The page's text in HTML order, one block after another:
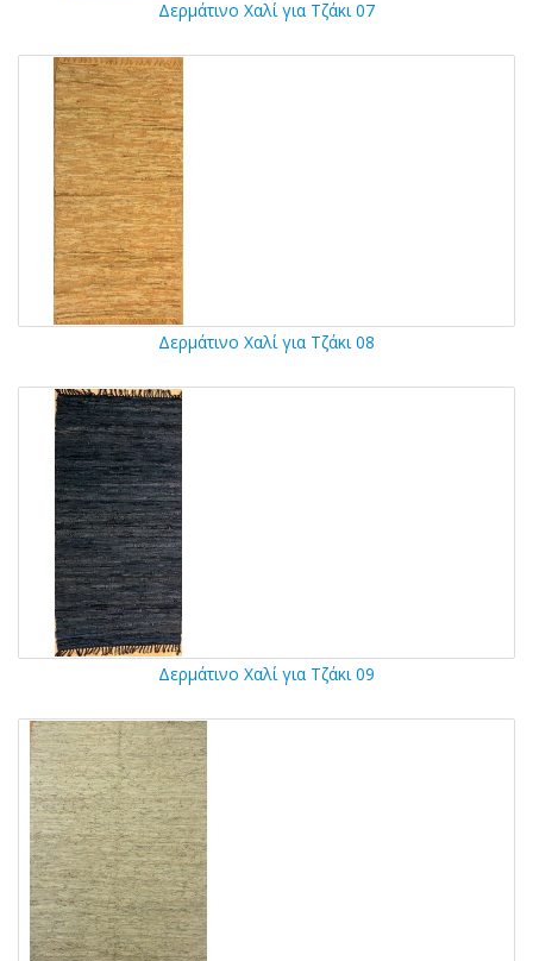
Δερμάτινο Χαλί για Τζάκι 07
Δερμάτινο Χαλί για Τζάκι 08
Δερμάτινο Χαλί για Τζάκι 09